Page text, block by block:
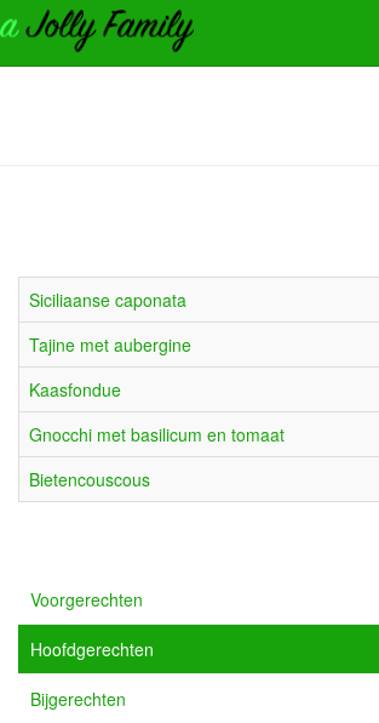
Siciliaanse caponata
Ta­ji­ne met au­ber­gi­ne
Kaasfondue
Gnoc­chi met ba­si­li­cum en to­maat
Bie­ten­cous­cous
Voorgerechten
Hoofdgerechten
Bijgerechten